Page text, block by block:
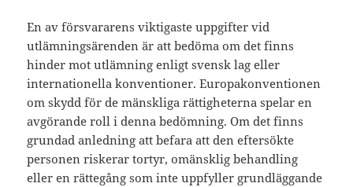
En av försvararens viktigaste uppgifter vid
utlämningsärenden är att bedöma om det finns
hinder mot utlämning enligt svensk lag eller
internationella konventioner. Europakonventionen
om skydd för de mänskliga rättigheterna spelar en
avgörande roll i denna bedömning. Om det finns
grundad anledning att befara att den eftersökte
personen riskerar tortyr, omänsklig behandling
eller en rättegång som inte uppfyller grundläggande